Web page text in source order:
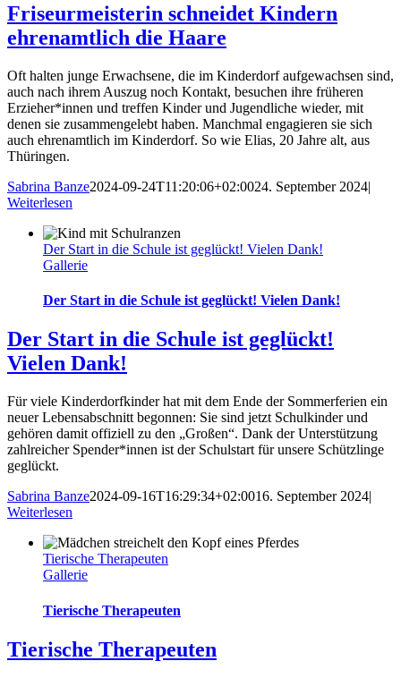
Friseurmeisterin schneidet Kindern
ehrenamtlich die Haare
Oft halten junge Erwachsene, die im Kinderdorf aufgewachsen sind,
auch nach ihrem Auszug noch Kontakt, besuchen ihre früheren
Erzieher*innen und treffen Kinder und Jugendliche wieder, mit
denen sie zusammengelebt haben. Manchmal engagieren sie sich
auch ehrenamtlich im Kinderdorf. So wie Elias, 20 Jahre alt, aus
Thüringen.
Sabrina Banze2024-09-24T11:20:06+02:0024. September 2024|
Weiterlesen
Der Start in die Schule ist geglückt! Vielen Dank!
Gallerie
Der Start in die Schule ist geglückt! Vielen Dank!
Der Start in die Schule ist geglückt!
Vielen Dank!
Für viele Kinderdorfkinder hat mit dem Ende der Sommerferien ein
neuer Lebensabschnitt begonnen: Sie sind jetzt Schulkinder und
gehören damit offiziell zu den „Großen“. Dank der Unterstützung
zahlreicher Spender*innen ist der Schulstart für unsere Schützlinge
geglückt.
Sabrina Banze2024-09-16T16:29:34+02:0016. September 2024|
Weiterlesen
Tierische Therapeuten
Gallerie
Tierische Therapeuten
Tierische Therapeuten